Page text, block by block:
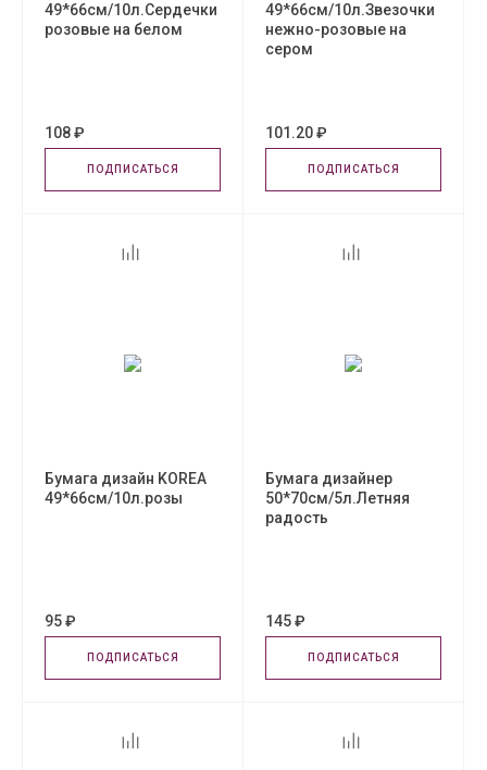
49*66см/10л.Сердечки
розовые на белом
108 ₽
ПОДПИСАТЬСЯ
49*66см/10л.Звезочки
нежно-розовые на
сером
101.20 ₽
ПОДПИСАТЬСЯ
Бумага дизайн KOREA
49*66см/10л.розы
95 ₽
ПОДПИСАТЬСЯ
Бумага дизайнер
50*70см/5л.Летняя
радость
145 ₽
ПОДПИСАТЬСЯ